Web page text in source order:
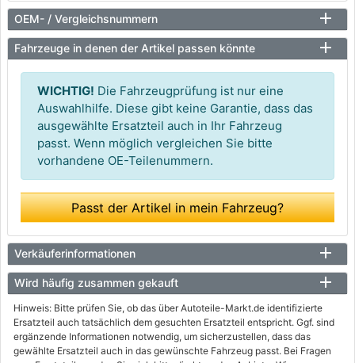
OEM- / Vergleichsnummern
Fahrzeuge in denen der Artikel passen könnte
WICHTIG! Die Fahrzeugprüfung ist nur eine
Auswahlhilfe. Diese gibt keine Garantie, dass das
ausgewählte Ersatzteil auch in Ihr Fahrzeug
passt. Wenn möglich vergleichen Sie bitte
vorhandene OE-Teilenummern.
Passt der Artikel in mein Fahrzeug?
Verkäuferinformationen
Wird häufig zusammen gekauft
Hinweis: Bitte prüfen Sie, ob das über Autoteile-Markt.de identifizierte
Ersatzteil auch tatsächlich dem gesuchten Ersatzteil entspricht. Ggf. sind
ergänzende Informationen notwendig, um sicherzustellen, dass das
gewählte Ersatzteil auch in das gewünschte Fahrzeug passt. Bei Fragen